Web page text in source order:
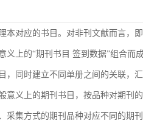
本对应的书目。对非刊文献而言，
义上的“期刊书目 签到数据”组合
，同时建立不同单册之间的关联，汇
意义上的期刊书目，按品种对期刊
采集方式的期刊品种对应不同的期